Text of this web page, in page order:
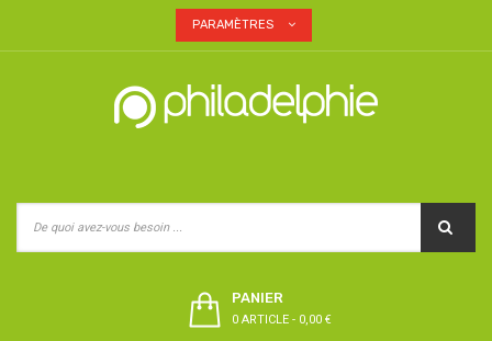
PARAMÈTRES
PANIER
0 ARTICLE - 0,00 €